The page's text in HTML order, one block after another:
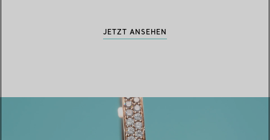
JETZT ANSEHEN